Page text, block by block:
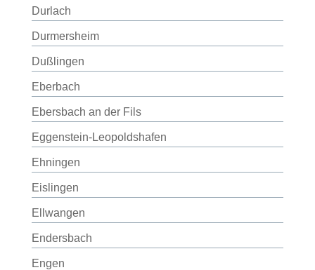
Durlach
Durmersheim
Dußlingen
Eberbach
Ebersbach an der Fils
Eggenstein-Leopoldshafen
Ehningen
Eislingen
Ellwangen
Endersbach
Engen